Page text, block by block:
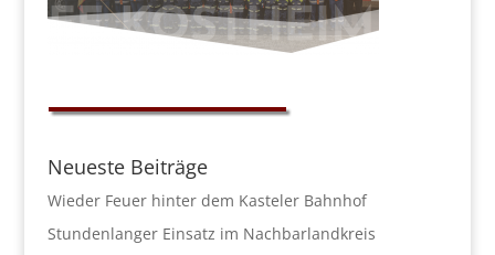
Neueste Beiträge
Wieder Feuer hinter dem Kasteler Bahnhof
Stundenlanger Einsatz im Nachbarlandkreis